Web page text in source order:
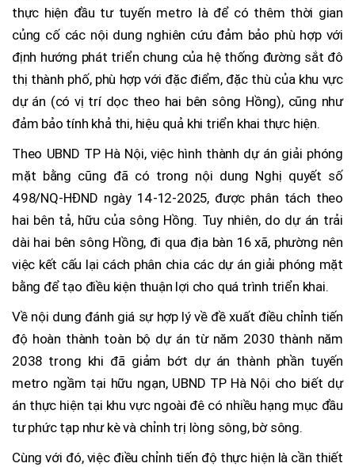
thực hiện đầu tư tuyến metro là để có thêm thời gian
củng cố các nội dung nghiên cứu đảm bảo phù hợp với
định hướng phát triển chung của hệ thống đường sắt đô
thị thành phố, phù hợp với đặc điểm, đặc thù của khu vực
dự án (có vị trí dọc theo hai bên sông Hồng), cũng như
đảm bảo tính khả thi, hiệu quả khi triển khai thực hiện.
Theo UBND TP Hà Nội, việc hình thành dự án giải phóng
mặt bằng cũng đã có trong nội dung Nghị quyết số
498/NQ-HĐND ngày 14-12-2025, được phân tách theo
hai bên tả, hữu của sông Hồng. Tuy nhiên, do dự án trải
dài hai bên sông Hồng, đi qua địa bàn 16 xã, phường nên
việc kết cấu lại cách phân chia các dự án giải phóng mặt
bằng để tạo điều kiện thuận lợi cho quá trình triển khai.
Về nội dung đánh giá sự hợp lý về đề xuất điều chỉnh tiến
độ hoàn thành toàn bộ dự án từ năm 2030 thành năm
2038 trong khi đã giảm bớt dự án thành phần tuyến
metro ngầm tại hữu ngạn, UBND TP Hà Nội cho biết dự
án thực hiện tại khu vực ngoài đê có nhiều hạng mục đầu
tư phức tạp như kè và chỉnh trị lòng sông, bờ sông.
Cùng với đó, việc điều chỉnh tiến độ thực hiện là cần thiết